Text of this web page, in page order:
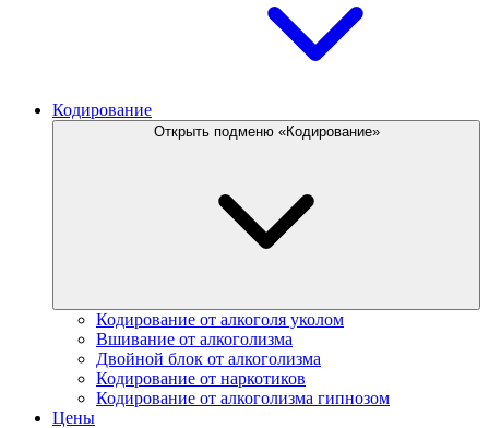
Кодирование
Открыть подменю «Кодирование»
Кодирование от алкоголя уколом
Вшивание от алкоголизма
Двойной блок от алкоголизма
Кодирование от наркотиков
Кодирование от алкоголизма гипнозом
Цены